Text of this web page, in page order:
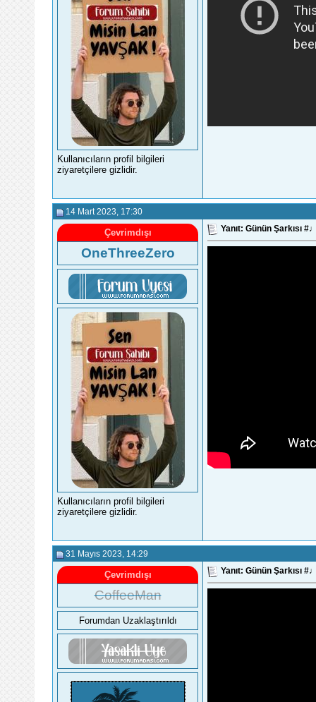
Kullanıcıların profil bilgileri
ziyaretçilere gizlidir.
14 Mart 2023 , 17:30
Çevrimdışı
OneThreeZero
Kullanıcıların profil bilgileri
ziyaretçilere gizlidir.
Yanıt: Günün Şarkısı
31 Mayıs 2023 , 14:29
Çevrimdışı
CoffeeMan
Forumdan Uzaklaştırıldı
Yanıt: Günün Şarkısı